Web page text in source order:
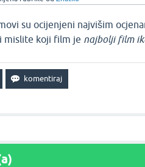
su ocijenjeni najvišim
mislite koji film je najbolji film